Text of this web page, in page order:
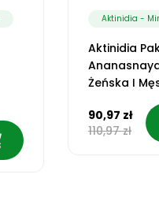
Aktinidia -
Aktinidia
Żeńska I
90,97 zł
110,97 zł